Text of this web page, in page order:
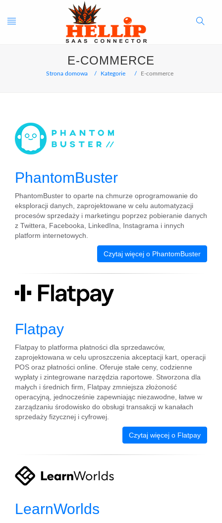
Toggle Search
E-COMMERCE
Strona domowa Kategorie E-commerce
PhantomBuster
PhantomBuster to oparte na chmurze oprogramowanie do
eksploracji danych, zaprojektowane w celu automatyzacji
procesów sprzedaży i marketingu poprzez pobieranie danych
z Twittera, Facebooka, LinkedIna, Instagrama i innych
platform internetowych.
Czytaj więcej o PhantomBuster
Flatpay
Flatpay to platforma płatności dla sprzedawców,
zaprojektowana w celu uproszczenia akceptacji kart, operacji
POS oraz płatności online. Oferuje stałe ceny, codzienne
wypłaty i zintegrowane narzędzia raportowe. Stworzona dla
małych i średnich firm, Flatpay zmniejsza złożoność
operacyjną, jednocześnie zapewniając niezawodne, łatwe w
zarządzaniu środowisko do obsługi transakcji w kanałach
sprzedaży fizycznej i cyfrowej.
Czytaj więcej o Flatpay
LearnWorlds